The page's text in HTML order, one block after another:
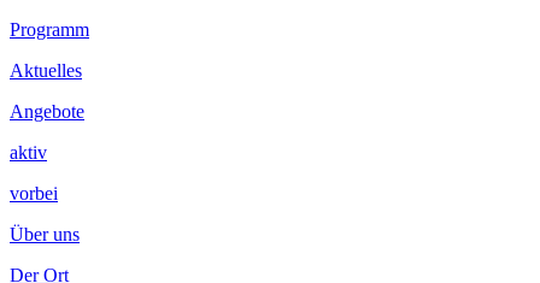
Footer
Inhalt
Programm
Aktuelles
Angebote
aktiv
vorbei
Über uns
Der Ort